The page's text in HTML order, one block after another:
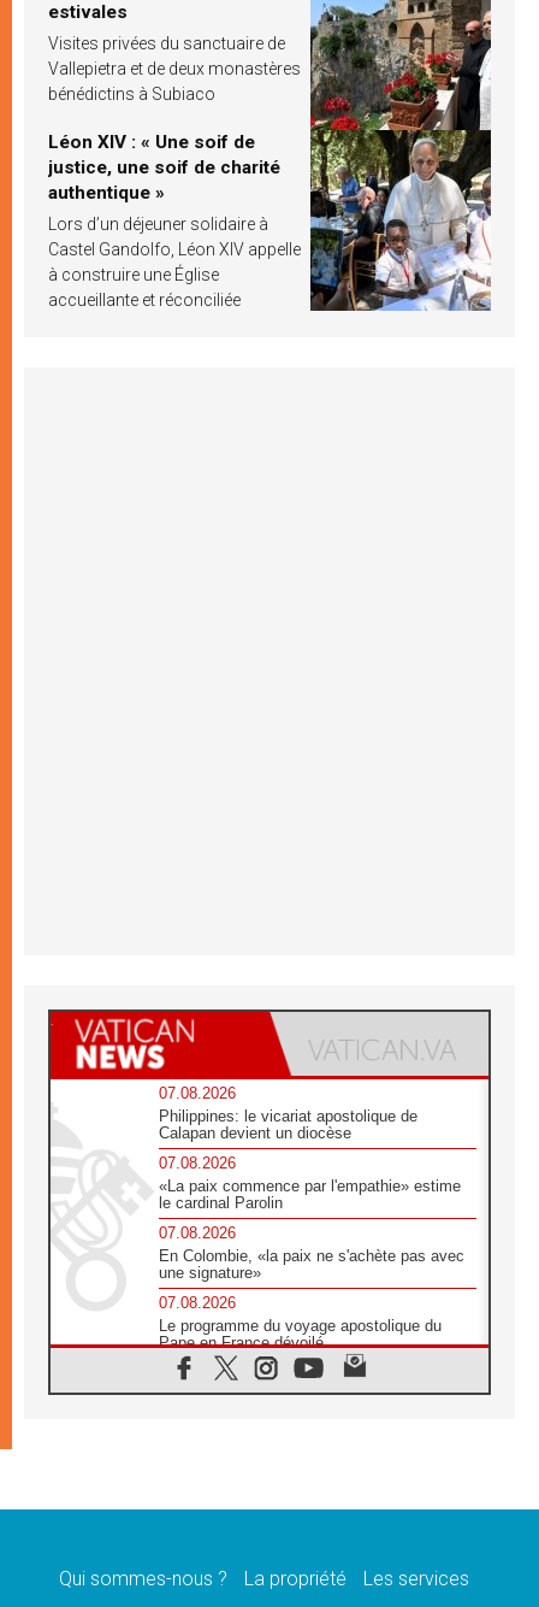
estivales
Visites privées du sanctuaire de
Vallepietra et de deux monastères
bénédictins à Subiaco
Léon XIV : « Une soif de
justice, une soif de charité
authentique »
Lors d’un déjeuner solidaire à
Castel Gandolfo, Léon XIV appelle
à construire une Église
accueillante et réconciliée
07.08.2026
Philippines: le vicariat apostolique de
Calapan devient un diocèse
07.08.2026
«La paix commence par l'empathie» estime
le cardinal Parolin
07.08.2026
En Colombie, «la paix ne s'achète pas avec
une signature»
07.08.2026
Le programme du voyage apostolique du
Pape en France dévoilé
07.08.2026
1ère Conférence continentale sur l'éducation
07.08.2026
07.08.2026
Qui sommes-nous ? La propriété Les services